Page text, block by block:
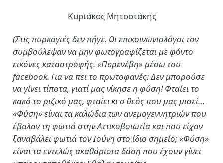
Κυριάκος Μητσοτάκης
(Στις πυρκαγιές δεν πήγε. Οι επικοινωνιολόγοι τον
συμβούλεψαν να μην φωτογραφίζεται με φόντο
εικόνες καταστροφής. «Παρενέβη» μέσω του
facebook. Για να πει το πρωτοφανές: Δεν μπορούσε
να γίνει τίποτα, γιατί μας νίκησε η φύση! Φταίει το
κακό το ριζικό μας, φταίει κι ο θεός που μας μισεί…
«Φύση» είναι τα καλώδια των ανεμογεννητριών που
έβαλαν τη φωτιά στην Αττικοβοιωτία και που είχαν
ξαναβάλει φωτιά τον Ιούνη στο ίδιο σημείο; «Φύση»
είναι τα εντελώς ακαθάριστα δάση που έχουν γίνει